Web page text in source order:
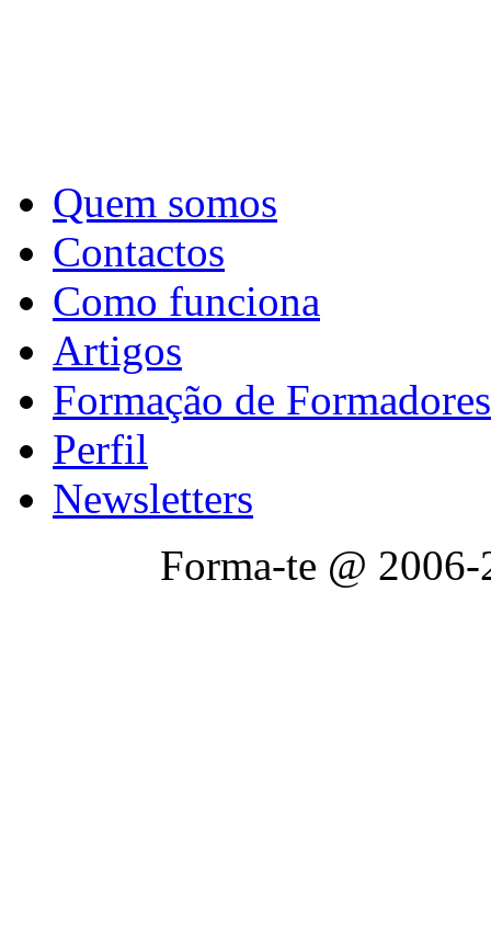
Quem somos
Contactos
Como funciona
Artigos
Formação de Formadores
Perfil
Newsletters
Forma-te @